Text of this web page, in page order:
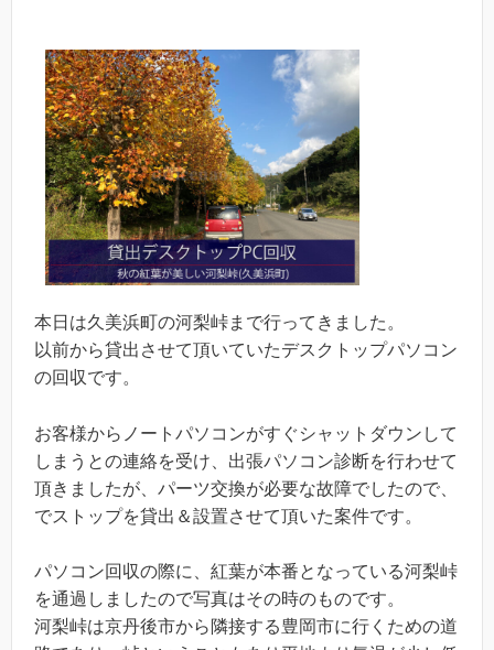
本日は久美浜町の河梨峠まで行ってきました。
以前から貸出させて頂いていたデスクトップパソコン
の回収です。
お客様からノートパソコンがすぐシャットダウンして
しまうとの連絡を受け、出張パソコン診断を行わせて
頂きましたが、パーツ交換が必要な故障でしたので、
でストップを貸出＆設置させて頂いた案件です。
パソコン回収の際に、紅葉が本番となっている河梨峠
を通過しましたので写真はその時のものです。
河梨峠は京丹後市から隣接する豊岡市に行くための道